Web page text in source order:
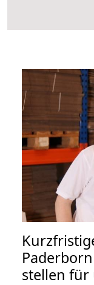
stellen für